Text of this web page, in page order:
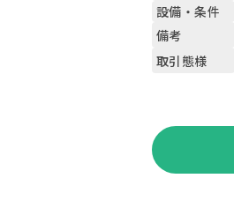
設備・条件
備考
取引態様